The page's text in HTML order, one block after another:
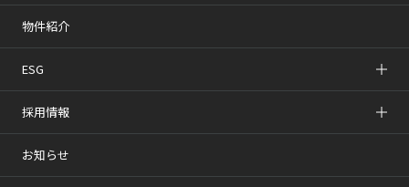
物件紹介
ESG
採用情報
お知らせ